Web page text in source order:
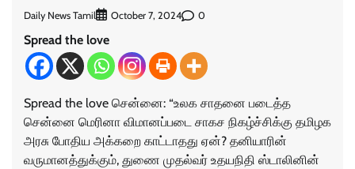
Daily News Tamil October 7, 2024 0
Spread the love
Spread the love சென்னை: “உலக சாதனை படைத்த
சென்னை மெரினா விமானப்படை சாகச நிகழ்ச்சிக்கு தமிழக
அரசு போதிய அக்கறை காட்டாதது ஏன்? தனியாரின்
வருமானத்துக்கும், துணை முதல்வர் உதயநிதி ஸ்டாலினின்